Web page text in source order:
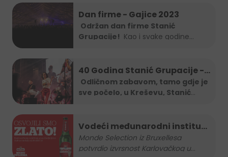
Dan firme - Gajice 2023
Održan dan firme Stanić
Grupacije!
40 Godina Stanić Grupacije -
koncert Severine
Odličnom zabavom, tamo gdje je
sve počelo, u Kreševu, Stanić
Vodeći međunarodni institut
za kvalitetu nagradio
Karlovačko zlatnom
Monde Selection iz Bruxellesa
potvrdio izvrsnost Karlovačkog u...